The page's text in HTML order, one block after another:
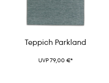
Teppich Parkland
UVP 79,00 €*